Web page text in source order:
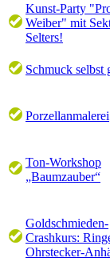
Kunst-Party
Weiber" mit
Selters!
Schmuck selbst
Porzellanmalerei
Ton-Workshop
„Baumzauber“
Goldschmieden-
Crashkurs:
Ohrstecker-